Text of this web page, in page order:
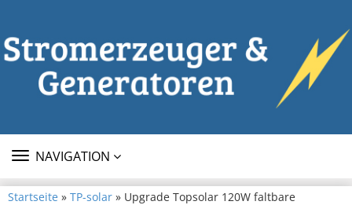
TOGGLE
NAVIGATION
Startseite » TP-solar » Upgrade Topsolar 120W faltbare